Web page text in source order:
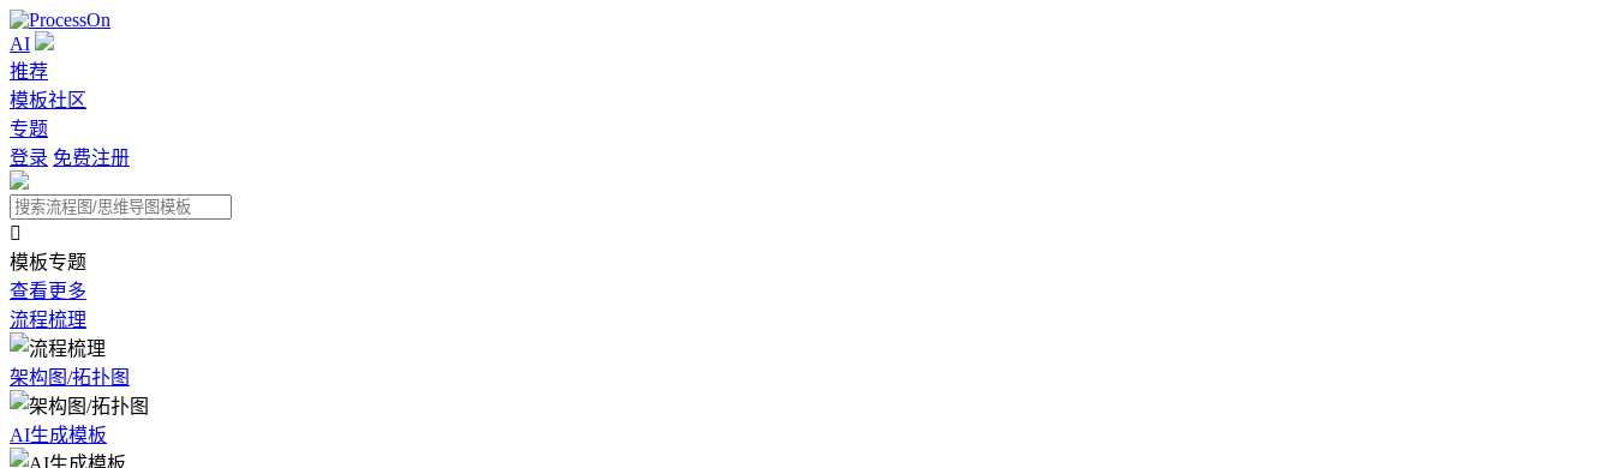
AI
推荐
模板社区
专题
登录 免费注册

模板专题
查看更多
流程梳理
架构图/拓扑图
AI生成模板